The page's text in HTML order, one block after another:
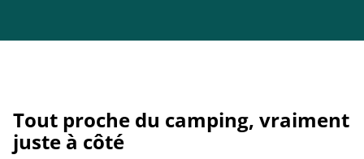
Tout proche du camping, vraiment
juste à côté